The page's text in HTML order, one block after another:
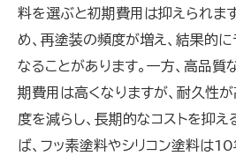
料を選ぶと初期費用は抑えられま
め、再塗装の頻度が増え、結果的に
なることがあります。一方、高品質
期費用は高くなりますが、耐久性
度を減らし、長期的なコストを抑え
ば、フッ素塗料やシリコン塗料は